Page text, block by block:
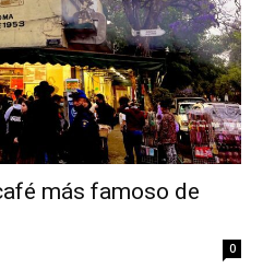
más famoso de
0